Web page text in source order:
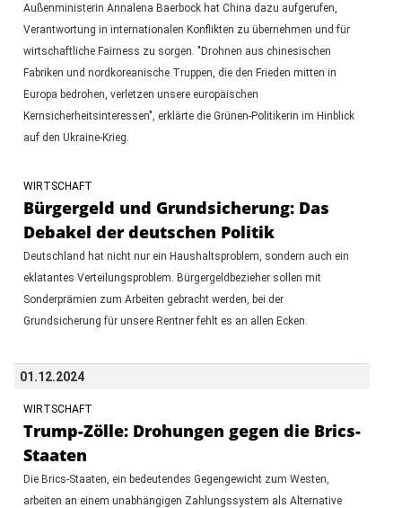
Außenministerin Annalena Baerbock hat China dazu aufgerufen,
Verantwortung in internationalen Konflikten zu übernehmen und für
wirtschaftliche Fairness zu sorgen. "Drohnen aus chinesischen
Fabriken und nordkoreanische Truppen, die den Frieden mitten in
Europa bedrohen, verletzen unsere europäischen
Kernsicherheitsinteressen", erklärte die Grünen-Politikerin im Hinblick
auf den Ukraine-Krieg.
WIRTSCHAFT
Bürgergeld und Grundsicherung: Das
Debakel der deutschen Politik
Deutschland hat nicht nur ein Haushaltsproblem, sondern auch ein
eklatantes Verteilungsproblem. Bürgergeldbezieher sollen mit
Sonderprämien zum Arbeiten gebracht werden, bei der
Grundsicherung für unsere Rentner fehlt es an allen Ecken.
01.12.2024
WIRTSCHAFT
Trump-Zölle: Drohungen gegen die Brics-
Staaten
Die Brics-Staaten, ein bedeutendes Gegengewicht zum Westen,
arbeiten an einem unabhängigen Zahlungssystem als Alternative